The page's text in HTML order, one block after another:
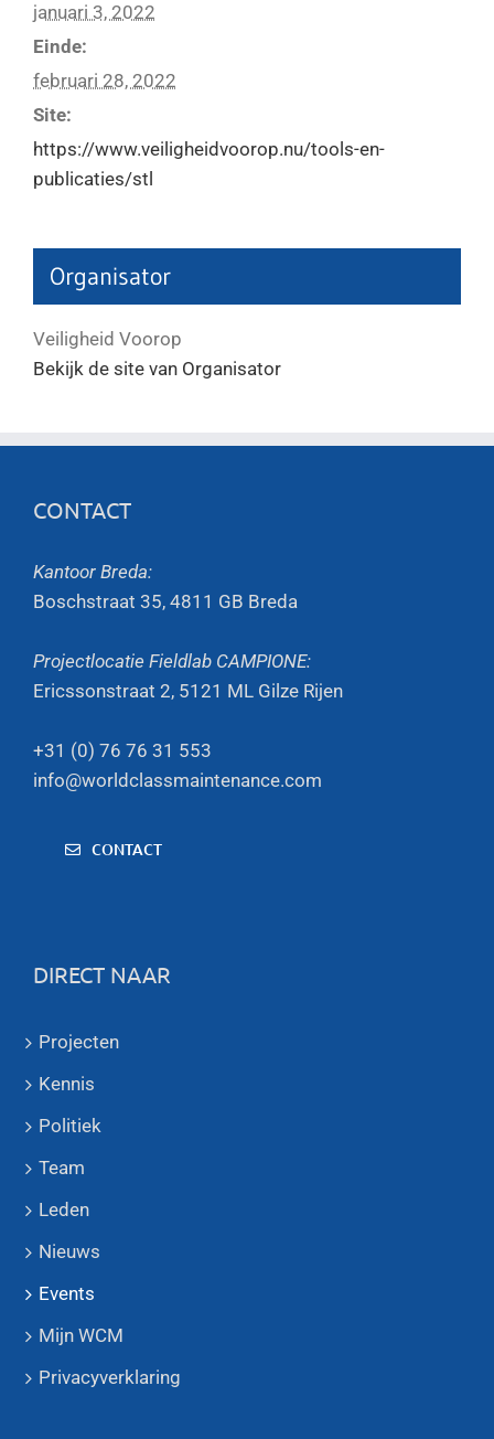
januari 3, 2022
Einde:
februari 28, 2022
Site:
https://www.veiligheidvoorop.nu/tools-en-
publicaties/stl
Organisator
Veiligheid Voorop
Bekijk de site van Organisator
CONTACT
Kantoor Breda:
Boschstraat 35, 4811 GB Breda
Projectlocatie Fieldlab CAMPIONE:
Ericssonstraat 2, 5121 ML Gilze Rijen
+31 (0) 76 76 31 553
info@worldclassmaintenance.com
CONTACT
DIRECT NAAR
Projecten
Kennis
Politiek
Team
Leden
Nieuws
Events
Mijn WCM
Privacyverklaring